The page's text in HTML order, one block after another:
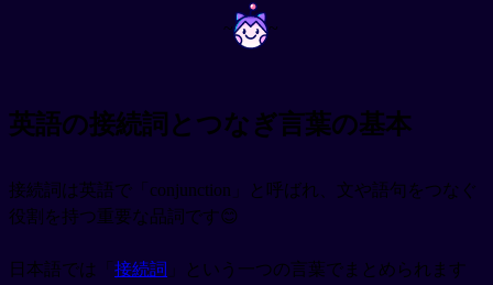
~ ~
英語の接続詞とつなぎ言葉の基本
接続詞は英語で「conjunction」と呼ばれ、文や語句をつなぐ
役割を持つ重要な品詞です😊
日本語では「 接続詞
」という一つの言葉でまとめられます